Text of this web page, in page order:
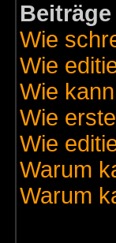
Wie
Wie
Wie
Wie
Wie
Warum
Warum